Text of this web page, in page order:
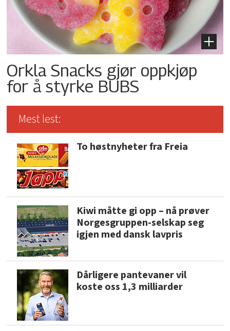
Orkla Snacks gjør oppkjøp
for å styrke BUBS
Mest lest:
To høstnyheter fra Freia
Kiwi måtte gi opp – nå prøver
Norgesgruppen-selskap seg
igjen med dansk lavpris
Dårligere pantevaner vil
koste oss 1,3 milliarder